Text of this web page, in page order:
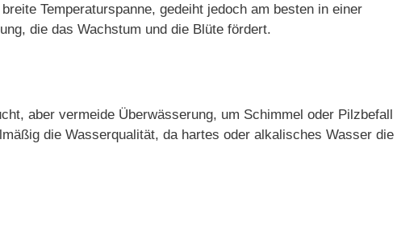
Temperaturspanne, gedeiht jedoch am besten in einer
die das Wachstum und die Blüte fördert.
aber vermeide Überwässerung, um Schimmel oder Pilzbefall
die Wasserqualität, da hartes oder alkalisches Wasser die